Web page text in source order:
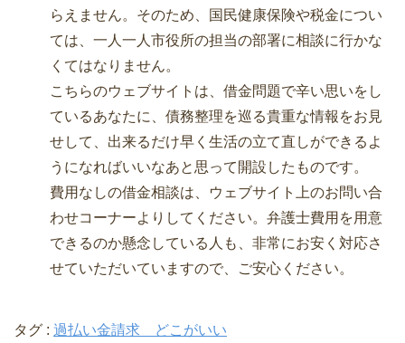
らえません。そのため、国民健康保険や税金につい
ては、一人一人市役所の担当の部署に相談に行かな
くてはなりません。
こちらのウェブサイトは、借金問題で辛い思いをし
ているあなたに、債務整理を巡る貴重な情報をお見
せして、出来るだけ早く生活の立て直しができるよ
うになればいいなあと思って開設したものです。
費用なしの借金相談は、ウェブサイト上のお問い合
わせコーナーよりしてください。弁護士費用を用意
できるのか懸念している人も、非常にお安く対応さ
せていただいていますので、ご安心ください。
タグ : 過払い金請求 どこがいい